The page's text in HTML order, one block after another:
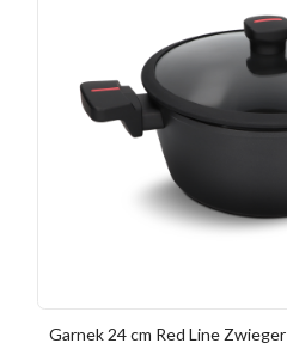
Garnek 24 cm Red Line Zwieger